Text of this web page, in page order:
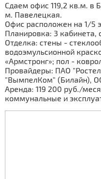
Сдаем офис 119,2 кв.м. в
м. Павелецкая.
Офис расположен на 1/5
Планировка: 3 кабинета,
Отделка: стены -
водоэмульсионной
«Армстронг»; пол -
Провайдеры: ПАО
"ВымпелКом" (Билайн),
Аренда: 119 200 руб./
коммунальные и